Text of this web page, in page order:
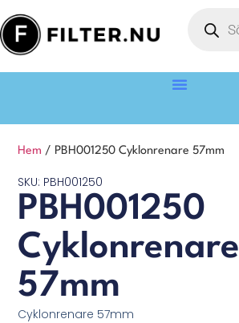
Hem / PBH001250 Cyklonrenare 57mm
SKU: PBH001250
PBH001250
Cyklonrenare
57mm
Cyklonrenare 57mm